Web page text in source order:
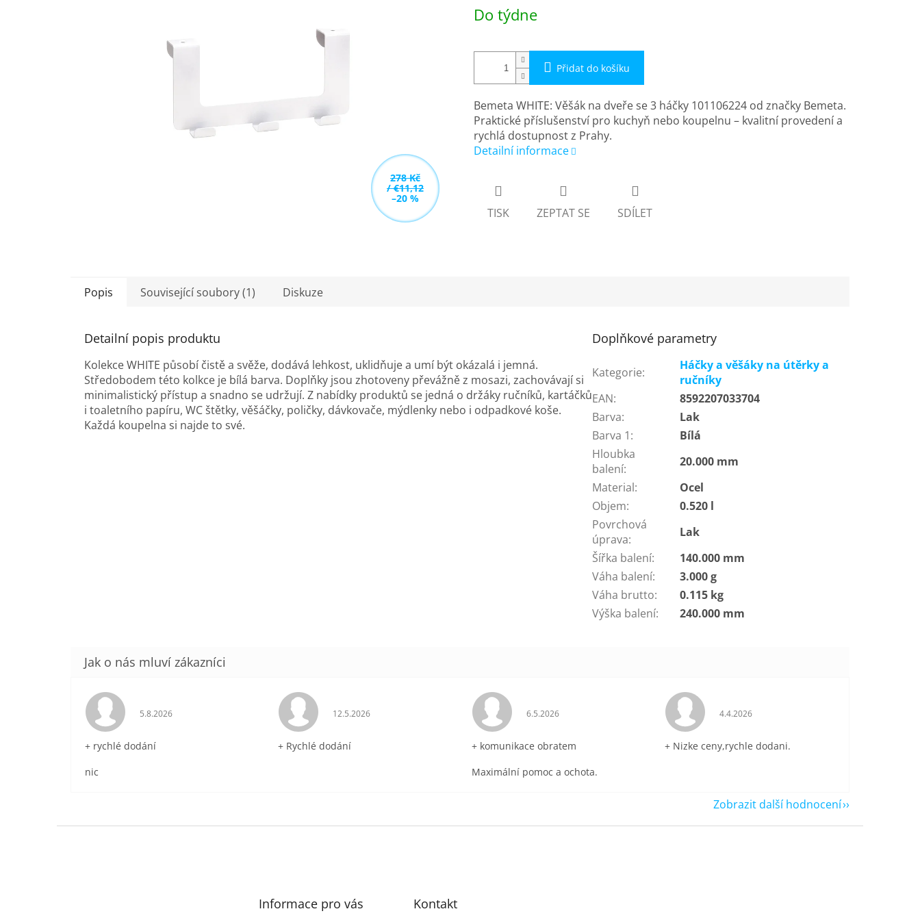
278 Kč
/ €11,12
–20 %
cena:
Do týdne
Přidat do košíku
Bemeta WHITE: Věšák na dveře se 3 háčky 101106224 od značky Bemeta.
Praktické příslušenství pro kuchyň nebo koupelnu – kvalitní provedení a
rychlá dostupnost z Prahy.
Detailní informace
TISK ZEPTAT SE SDÍLET
Popis Související soubory (1) Diskuze
Detailní popis produktu
Kolekce WHITE působí čistě a svěže, dodává lehkost, uklidňuje a umí být okázalá i jemná.
Středobodem této kolkce je bílá barva. Doplňky jsou zhotoveny převážně z mosazi, zachovávají si
minimalistický přístup a snadno se udržují. Z nabídky produktů se jedná o držáky ručníků, kartáčků
i toaletního papíru, WC štětky, věšáčky, poličky, dávkovače, mýdlenky nebo i odpadkové koše.
Každá koupelna si najde to své.
Doplňkové parametry
Kategorie:
Háčky a věšáky na útěrky a
ručníky
EAN:
8592207033704
Barva:
Lak
Barva 1:
Bílá
Hloubka
balení:
20.000 mm
Material:
Ocel
Objem:
0.520 l
Povrchová
úprava:
Lak
Šířka balení:
140.000 mm
Váha balení:
3.000 g
Váha brutto:
0.115 kg
Výška balení: 240.000 mm
Hodnocení obchodu je 5 z 5 hvězdiček.
5.8.2026
+ rychlé dodání
nic
Hodnocení obchodu je 5 z 5 hvězdiček.
12.5.2026
+ Rychlé dodání
Hodnocení obchodu je 5 z 5 hvězdiček.
6.5.2026
+ komunikace obratem
Maximální pomoc a ochota.
Hodnocení obchodu je 5 z 5 hvězdiček.
4.4.2026
+ Nizke ceny,rychle dodani.
Zobrazit další hodnocení
Informace pro vás Kontakt